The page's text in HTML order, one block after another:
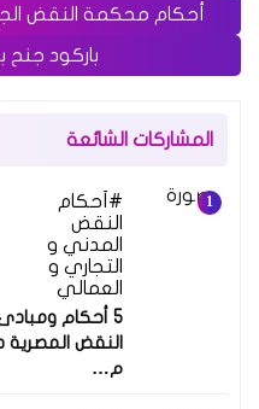
أحكام محكمة النقض
باركود جنح
المشاركات الشائعة
أحكام
النقض
المدني و
التجاري و
العمالي
5 أحكام
النقض المصرية
م…